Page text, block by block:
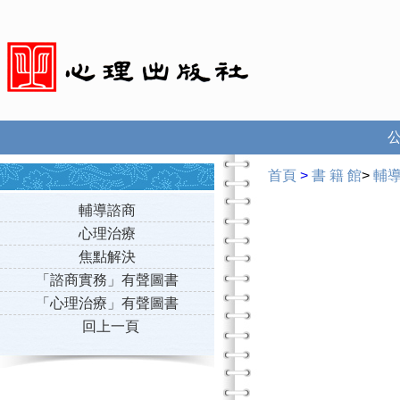
輔導諮商
心理治療
焦點解決
「諮商實務」有聲圖書
「心理治療」有聲圖書
回上一頁
首頁 > 書 籍 館> 輔